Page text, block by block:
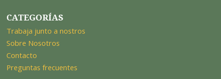
CATEGORÍAS
Trabaja junto a nostros
Sobre Nosotros
Contacto
Preguntas frecuentes